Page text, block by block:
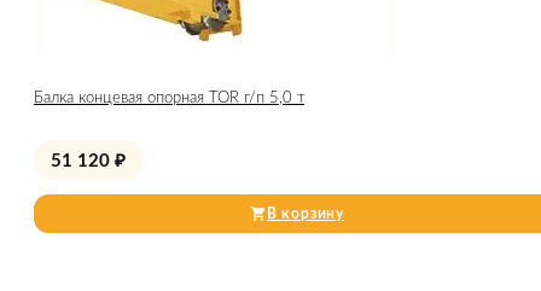
Балка концевая опорная TOR г/п 5,0 т
51 120 ₽
В корзину